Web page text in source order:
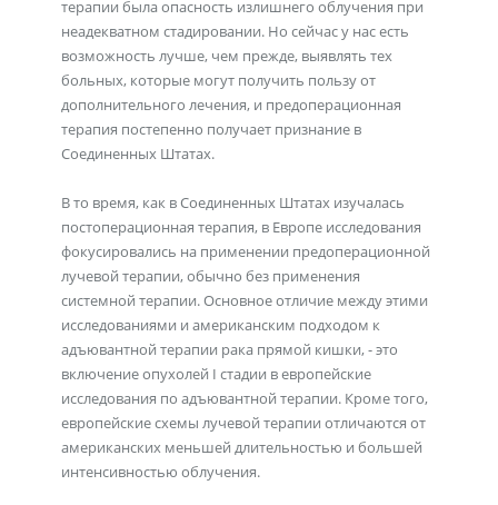
терапии была опасность излишнего облучения при
неадекватном стадировании. Но сейчас у нас есть
возможность лучше, чем прежде, выявлять тех
больных, которые могут получить пользу от
дополнительного лечения, и предоперационная
терапия постепенно получает признание в
Соединенных Штатах.
В то время, как в Соединенных Штатах изучалась
постоперационная терапия, в Европе исследования
фокусировались на применении предоперационной
лучевой терапии, обычно без применения
системной терапии. Основное отличие между этими
исследованиями и американским подходом к
адъювантной терапии рака прямой кишки, - это
включение опухолей I стадии в европейские
исследования по адъювантной терапии. Кроме того,
европейские схемы лучевой терапии отличаются от
американских меньшей длительностью и большей
интенсивностью облучения.